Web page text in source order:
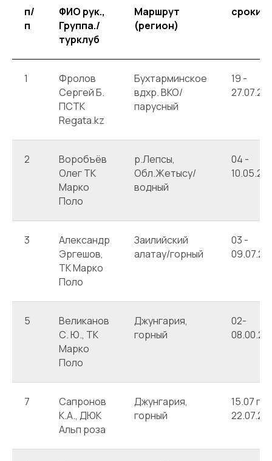
п/
п
ФИО рук.,
Группа./
турклуб
Маршрут
(регион)
сроки
1
Фролов
Сергей Б.
ПСТК
Regata.kz
Бухтарминское
вдхр. ВКО/
парусный
19 -
2
Воробъёв
Олег ТК
Марко
Поло
р.Лепсы,
Обл.Жетысу/
водный
04 -
3
Александр
Эргешов,
ТК Марко
Поло
Заилийский
алатау/горный
03 -
5
Великанов
С. Ю., ТК
Марко
Поло
Джунгария,
горный
02-
7
Сапронов
К.А., ДЮК
Альп роза
Джунгария,
горный
15.07 по